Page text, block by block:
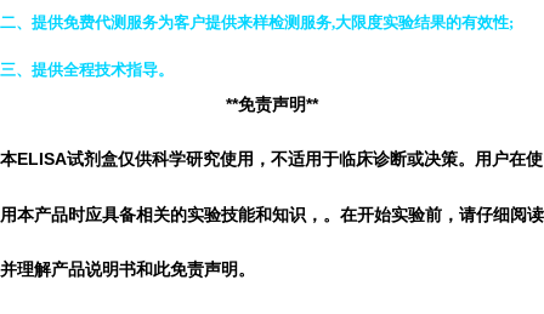
二、提供免费代测服务为客户提供来样检测服务,大限度实验结果的有效性;
三、提供全程技术指导。
**免责声明**
本ELISA试剂盒仅供科学研究使用，不适用于临床诊断或决策。用户在使
用本产品时应具备相关的实验技能和知识， 。 在开始实验前，请仔细阅读
并理解产品说明书和此免责声明。